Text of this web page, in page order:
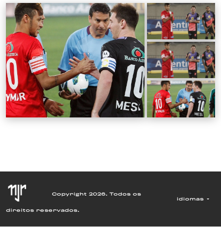
Copyright 2026. Todos os
direitos reservados.
idiomas